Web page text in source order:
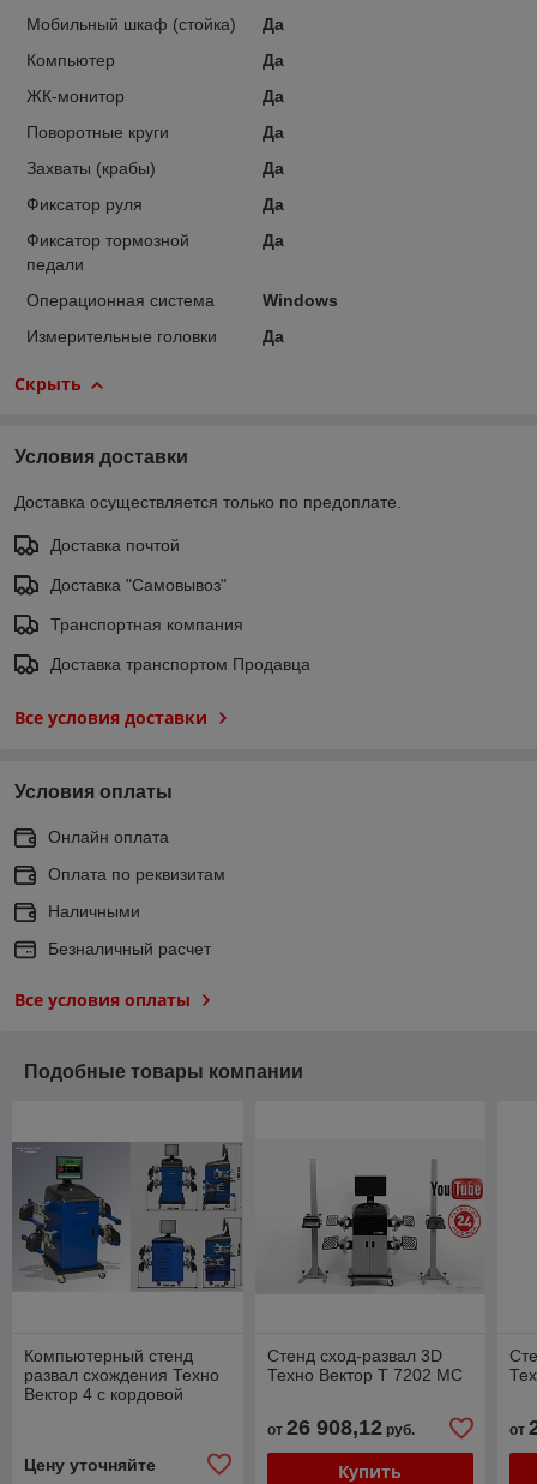
Мобильный шкаф (стойка)
Да
Компьютер
Да
ЖК-монитор
Да
Поворотные круги
Да
Захваты (крабы)
Да
Фиксатор руля
Да
Фиксатор тормозной
педали
Да
Операционная система
Windows
Измерительные головки
Да
Скрыть
Условия доставки
Доставка осуществляется только по предоплате.
Доставка почтой
Доставка "Самовывоз"
Транспортная компания
Доставка транспортом Продавца
Все условия доставки
Условия оплаты
Онлайн оплата
Оплата по реквизитам
Наличными
Безналичный расчет
Все условия оплаты
Подобные товары компании
Компьютерный стенд
развал схождения Техно
Вектор 4 с кордовой
Цену уточняйте
Стенд сход-развал 3D
Техно Вектор T 7202 MC
от 26 908,12руб.
Купить
от